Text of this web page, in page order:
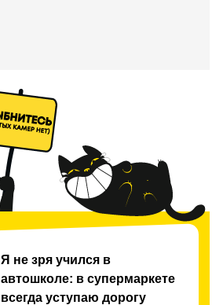
Я не зря учился в
автошколе: в супермаркете
всегда уступаю дорогу